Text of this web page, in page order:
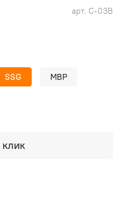
арт. C-03B
клик
SSG MBP